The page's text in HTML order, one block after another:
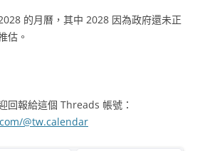
的月曆，其中 2028 因為政府還未正
估。
回報給這個 Threads 帳號：
@tw.calendar